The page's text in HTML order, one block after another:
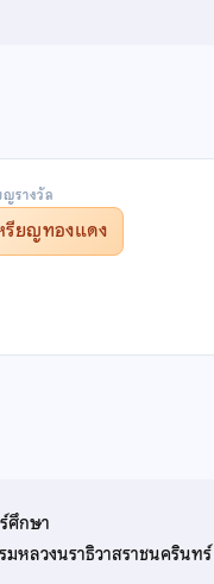
ญรางวัล
รียญทองแดง
ศึกษา
หลวงนราธิวาสราชนครินทร์